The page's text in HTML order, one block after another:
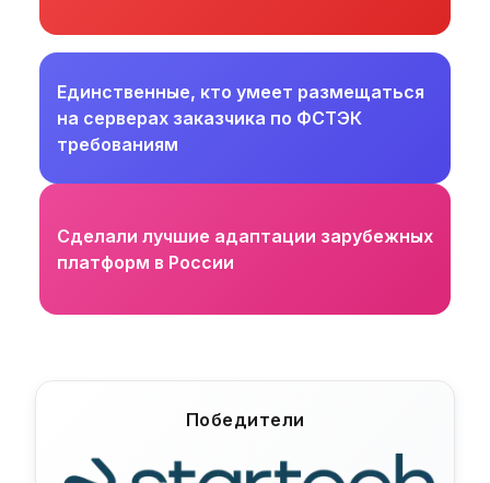
Единственные, кто умеет размещаться
на серверах заказчика по ФСТЭК
требованиям
Сделали лучшие адаптации зарубежных
платформ в России
Победители